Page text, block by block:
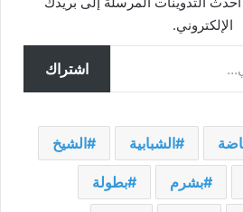
الإلكتروني.
اشتراك
الشبابية الشيخ
بشرم بطولة